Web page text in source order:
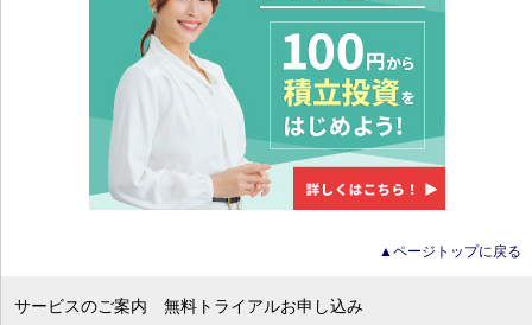
▲ページトップに戻る
サービスのご案内 無料トライアルお申し込み